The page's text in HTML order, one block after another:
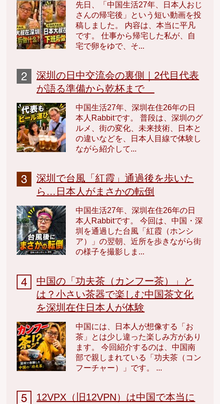
先日、「中国生活27年、日本人おじ
さんの帰宅後」という短い動画を投
稿しました。 内容は、本当に平凡
です。 仕事から帰宅した私が、自
宅で卵をゆで、そ...
深圳の日中交流会の裏側｜2代目代表
が語る準備から乾杯まで
中国生活27年、深圳在住26年の日
本人Rabbitです。 普段は、深圳のグ
ルメ、街の変化、未来技術、日本と
の違いなどを、日本人目線で体験し
ながら紹介して...
深圳で台風「紅霞」通過後を歩いた
ら…日本人がまさかの転倒
中国生活27年、深圳在住26年の日
本人Rabbitです。 今回は、中国・深
圳を通過した台風「紅霞（ホンシ
ア）」の翌朝、近所を歩きながら街
の様子を撮影しま...
中国の「功夫茶（カンフー茶）」と
は？小さい茶器で楽しむ中国茶文化
を深圳在住日本人が体験
中国には、日本人が想像する「お
茶」とは少し違った楽しみ方があり
ます。 今回紹介するのは、中国南
部で親しまれている「功夫茶（コン
フーチャー）」です。 ...
12VPX（旧12VPN）は中国で本当に